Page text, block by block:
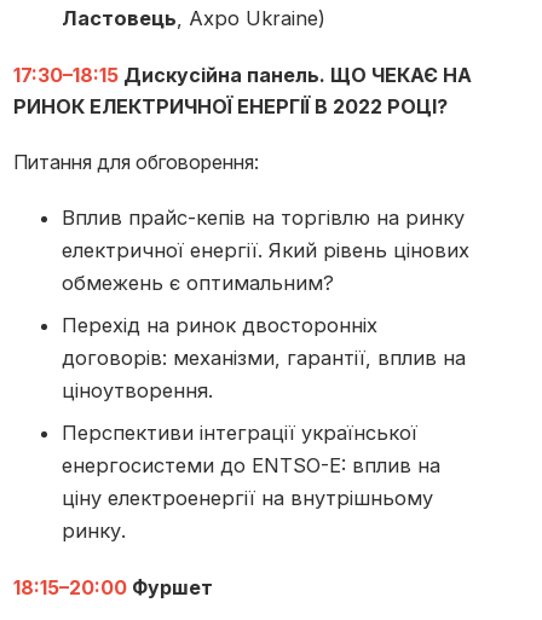
Ластовець, Axpo Ukraine)
17:30–18:15 Дискусійна панель. ЩО ЧЕКАЄ НА
РИНОК ЕЛЕКТРИЧНОЇ ЕНЕРГІЇ В 2022 РОЦІ?
Питання для обговорення:
Вплив прайс-кепів на торгівлю на ринку
електричної енергії. Який рівень цінових
обмежень є оптимальним?
Перехід на ринок двосторонніх
договорів: механізми, гарантії, вплив на
ціноутворення.
Перспективи інтеграції української
енергосистеми до ENTSO-E: вплив на
ціну електроенергії на внутрішньому
ринку.
18:15–20:00 Фуршет